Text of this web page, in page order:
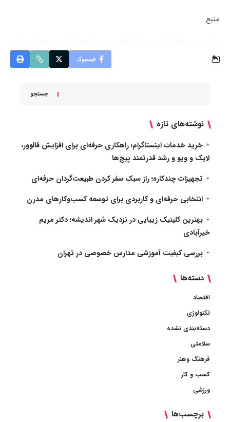
منبع
فیسبوک
جستجو
نوشته‌های تازه
خرید خدمات اینستاگرام؛ راهکاری حرفه‌ای برای افزایش فالوور،
لایک و ویو و رشد قدرتمند پیج‌ها
تجهیزات چندکاره؛ راز سبک سفر کردن طبیعت‌گردان حرفه‌ای
انتخابی حرفه‌ای و کاربردی برای توسعه کسب‌وکارهای مدرن
بهترین کلینیک زیبایی در نزدیک شهر اندیشه؛ دکتر مریم
خیرآبادی
بررسی کیفیت آموزشی مدارس خصوصی در تهران
دسته‌ها
اقتصاد
تکنولوژی
دسته‌بندی نشده
سلامتی
فرهنگ وهنر
کسب و کار
ورزشی
برچسب‌ها